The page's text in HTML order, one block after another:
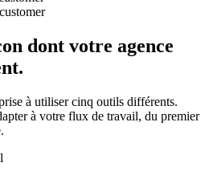
dont votre agence
à utiliser cinq outils différents.
à votre flux de travail, du premier